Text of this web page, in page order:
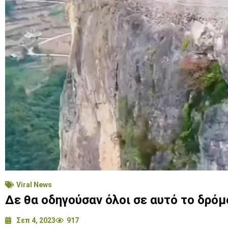
Viral News
Δε θα οδηγούσαν όλοι σε αυτό το
Σεπ 4, 2023 917